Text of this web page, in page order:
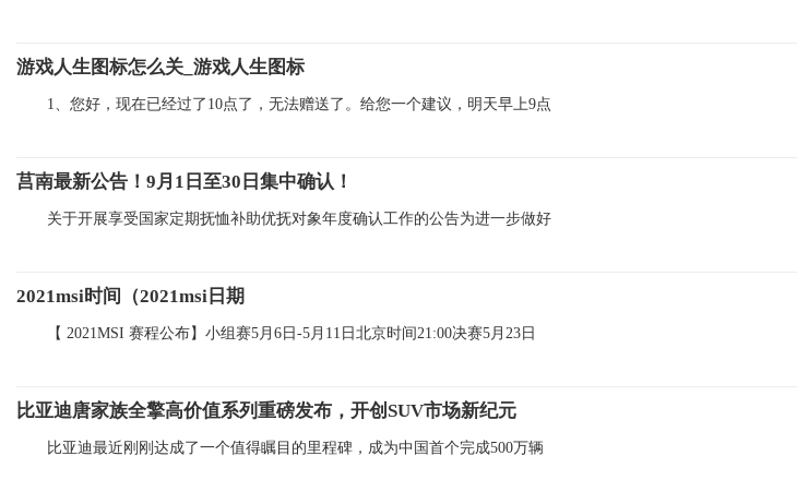
游戏人生图标怎么关_游戏人生图标
1、您好，现在已经过了10点了，无法赠送了。给您一个建议，明天早上9点
莒南最新公告！9月1日至30日集中确认！
关于开展享受国家定期抚恤补助优抚对象年度确认工作的公告为进一步做好
2021msi时间（2021msi日期
【 2021MSI 赛程公布】小组赛5月6日-5月11日北京时间21:00决赛5月23日
比亚迪唐家族全擎高价值系列重磅发布，开创SUV市场新纪元
比亚迪最近刚刚达成了一个值得瞩目的里程碑，成为中国首个完成500万辆